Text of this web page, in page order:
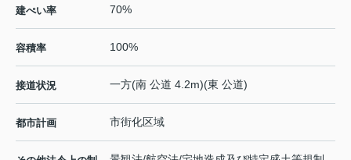
建ぺい率 70%
容積率 100%
接道状況 一方(南 公道 4.2m)(東 公道)
都市計画 市街化区域